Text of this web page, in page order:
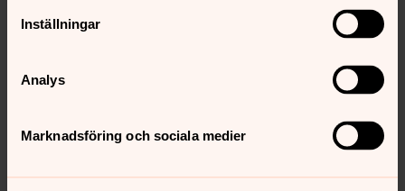
Inställningar
Analys
Marknadsföring och sociala medier